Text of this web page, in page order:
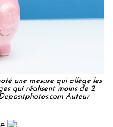
une mesure qui allège les
qui réalisent moins de 2
Auteur